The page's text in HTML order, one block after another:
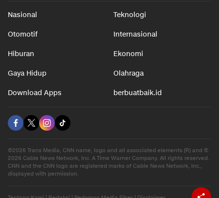
Nasional Teknologi
Otomotif Internasional
Hiburan Ekonomi
Gaya Hidup Olahraga
Download Apps berbuatbaik.id
©2026 Trans Media, CNN name, logo and all associated elements (R) and ©
2026 Cable News Network, Inc. A Time Warner Company. All rights reserved.
CNN and the CNN logo are registered marks of Cable News Network, Inc.,
displayed with permission.